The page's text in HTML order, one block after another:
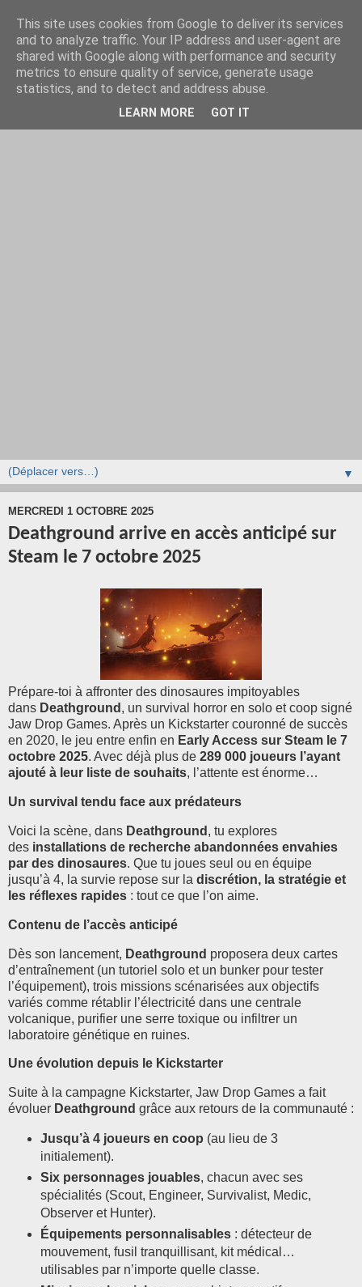
▼
MERCREDI 1 OCTOBRE 2025
Deathground arrive en accès anticipé sur
Steam le 7 octobre 2025
Prépare-toi à affronter des dinosaures impitoyables
dans Deathground , un survival horror en solo et coop signé
Jaw Drop Games. Après un Kickstarter couronné de succès
en 2020, le jeu entre enfin en Early Access sur Steam le 7
octobre 2025. Avec déjà plus de 289 000 joueurs l’ayant
ajouté à leur liste de souhaits, l’attente est énorme…
Un survival tendu face aux prédateurs
Voici la scène, dans Deathground , tu explores
des installations de recherche abandonnées envahies
par des dinosaures. Que tu joues seul ou en équipe
jusqu’à 4, la survie repose sur la discrétion, la stratégie et
les réflexes rapides : tout ce que l’on aime.
Contenu de l’accès anticipé
Dès son lancement, Deathground proposera deux cartes
d’entraînement (un tutoriel solo et un bunker pour tester
l’équipement), trois missions scénarisées aux objectifs
variés comme rétablir l’électricité dans une centrale
volcanique, purifier une serre toxique ou infiltrer un
laboratoire génétique en ruines.
Une évolution depuis le Kickstarter
Suite à la campagne Kickstarter, Jaw Drop Games a fait
évoluer Deathground grâce aux retours de la communauté :
Jusqu’à 4 joueurs en coop (au lieu de 3
initialement).
Six personnages jouables, chacun avec ses
spécialités (Scout, Engineer, Survivalist, Medic,
Observer et Hunter).
Équipements personnalisables: détecteur de
mouvement, fusil tranquillisant, kit médical…
utilisables par n’importe quelle classe.
This site uses cookies from Google to deliver its services
and to analyze traffic. Your IP address and user-agent are
shared with Google along with performance and security
metrics to ensure quality of service, generate usage
statistics, and to detect and address abuse.
LEARN MORE GOT IT